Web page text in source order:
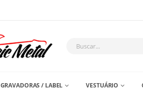
GRAVADORAS / LABEL VESTUÁRIO